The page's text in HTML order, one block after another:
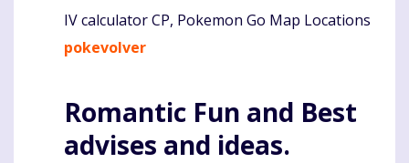
IV calculator CP, Pokemon Go Map Locations
pokevolver
Romantic Fun and Best
advises and ideas.